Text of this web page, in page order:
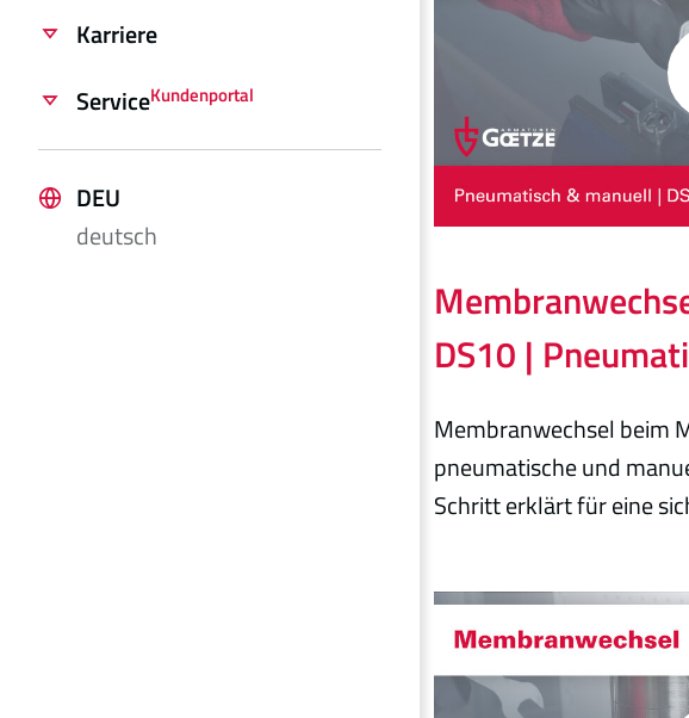
Karriere
ServiceKundenportal
DEU
deutsch
DS10 |
Membranwechsel beim
pneumatische und
Schritt erklärt für eine